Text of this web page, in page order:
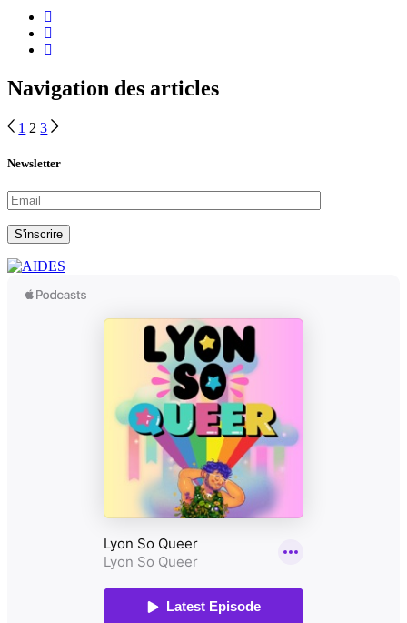
Navigation des articles
1 2 3
Newsletter
S'inscrire